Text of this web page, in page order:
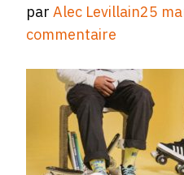
parAlec Levillain25
commentaire
23FA-
4EBA-
ADBB-